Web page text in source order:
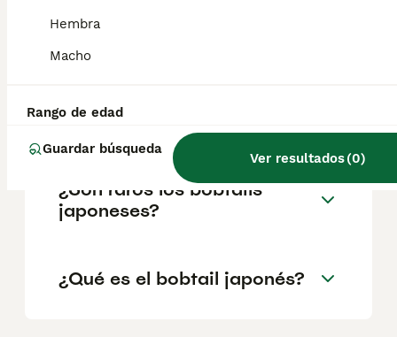
Hembra
Macho
Rango de edad
Guardar búsqueda
Ver resultados(0)
delgados con músculos muy desarrollados
japonés?
¿Son raros los bobtails
japoneses?
¿Qué es el bobtail japonés?